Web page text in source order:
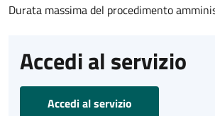
Durata massima del procedimento
Accedi al servizio
Accedi al servizio